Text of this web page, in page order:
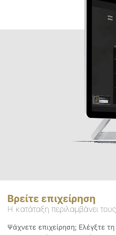
Βρείτε επιχείρηση
Η κατάταξη περιλαμβάνει
Ψάχνετε επιχείρηση; Ελέγξτε